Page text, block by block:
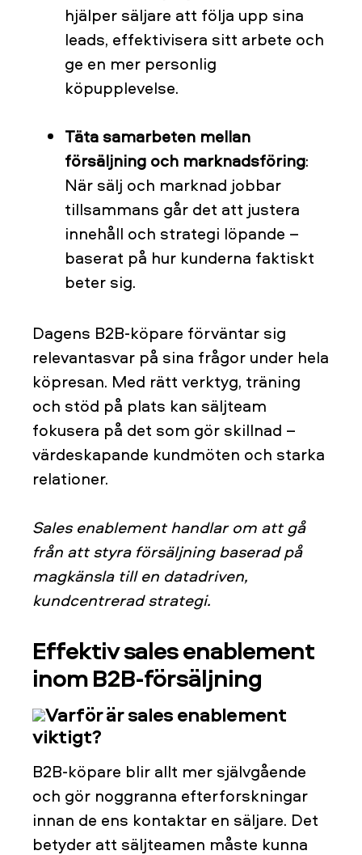
hjälper säljare att följa upp sina
leads, effektivisera sitt arbete och
ge en mer personlig
köpupplevelse.
Täta samarbeten mellan
försäljning och marknadsföring:
När sälj och marknad jobbar
tillsammans går det att justera
innehåll och strategi löpande –
baserat på hur kunderna faktiskt
beter sig.
Dagens B2B-köpare förväntar sig
relevantasvar på sina frågor under hela
köpresan. Med rätt verktyg, träning
och stöd på plats kan säljteam
fokusera på det som gör skillnad –
värdeskapande kundmöten och starka
relationer.
Sales enablement handlar om att gå
från att styra försäljning baserad på
magkänsla till en datadriven,
kundcentrerad strategi.
Effektiv sales enablement
inom B2B-försäljning
Varför är sales enablement
viktigt?
B2B-köpare blir allt mer självgående
och gör noggranna efterforskningar
innan de ens kontaktar en säljare. Det
betyder att säljteamen måste kunna